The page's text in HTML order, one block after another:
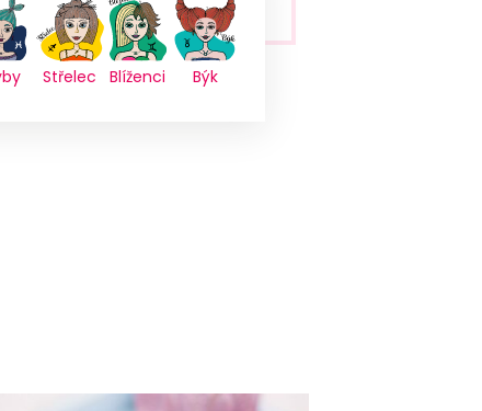
Střelec Blíženci Býk